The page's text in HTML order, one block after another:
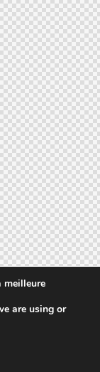
meilleure
are using or